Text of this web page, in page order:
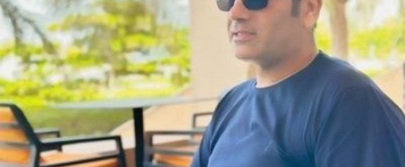
جنگ زیرساختی؛ آزمونی که اراده ملت ایران را نمی‌شکند
3 هفته قبل
اربعین؛ احیای عدالت و پاکی در برابر فساد اقتصادی
3 هفته قبل
سوداگریِ کمیابی؛ چگونه رانتجویی، موتور اشتغال را خاموش میکند
سرمایه‌گذاری، نقدینگی، فناوری و نیروی انسانی؛ چهار بحران همزمان صنعت